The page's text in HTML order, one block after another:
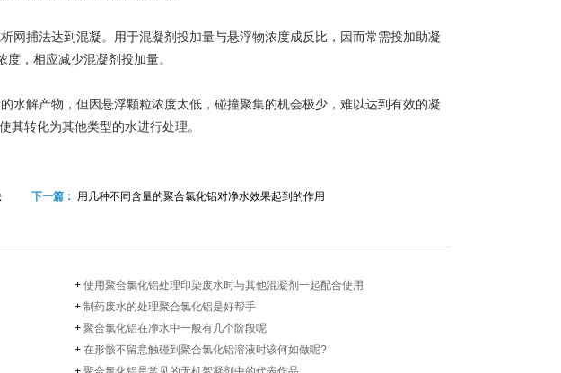
捕法达到混凝。用于混凝剂投加量与悬浮物浓度成反比，因而常需投加助凝
，相应减少混凝剂投加量。
解产物，但因悬浮颗粒浓度太低，碰撞聚集的机会极少，难以达到有效的凝
其转化为其他类型的水进行处理。
下一篇： 用几种不同含量的聚合氯化铝对净水效果起到的作用
+ 使用聚合氯化铝​处理印染废水时与其他混凝剂一起配合使用
+ 制药废水的处理聚合氯化铝​是好帮手
+ 聚合氯化铝​在净水中一般有几个阶段呢
+ 在形骸不留意触碰到聚合氯化铝​溶液时该何如做呢?